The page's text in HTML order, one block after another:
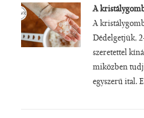
A
A
Dédelgetjük,
szeretettel
miközben
egyszerű ital.